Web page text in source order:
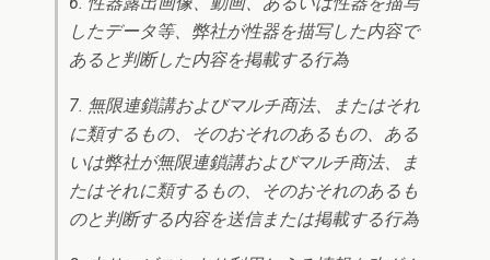
したデータ等、弊社が性器を描写した内容で
あると判断した内容を掲載する行為
7. 無限連鎖講およびマルチ商法、またはそれ
に類するもの、そのおそれのあるもの、ある
いは弊社が無限連鎖講およびマルチ商法、ま
たはそれに類するもの、そのおそれのあるも
のと判断する内容を送信または掲載する行為